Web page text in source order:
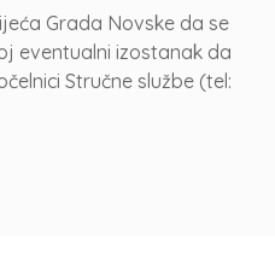
Grada Novske da se
eventualni izostanak da
Stručne službe (tel: